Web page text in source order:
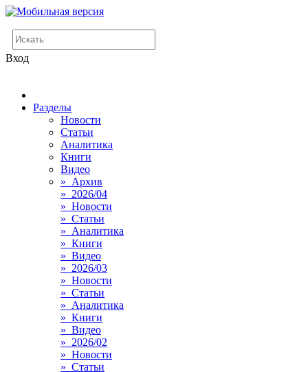
Вход
Разделы
Новости
Статьи
Аналитика
Книги
Видео
» Архив
» 2026/04
» Новости
» Статьи
» Аналитика
» Книги
» Видео
» 2026/03
» Новости
» Статьи
» Аналитика
» Книги
» Видео
» 2026/02
» Новости
» Статьи